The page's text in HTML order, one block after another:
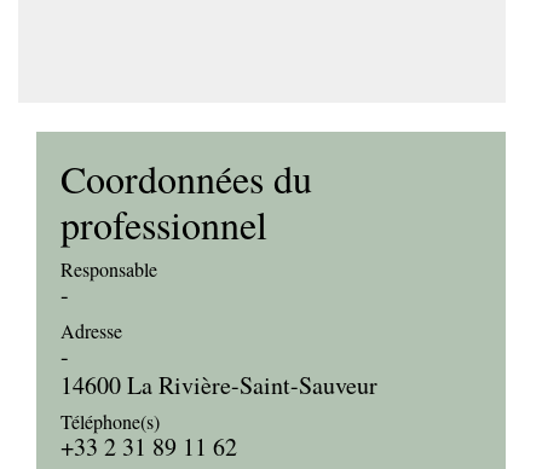
Coordonnées du
professionnel
Responsable
-
Adresse
-
14600 La Rivière-Saint-Sauveur
Téléphone(s)
+33 2 31 89 11 62